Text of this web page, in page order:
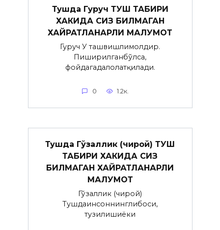
Тушда Гуруч ТУШ ТАБИРИ
ХАКИДА СИЗ БИЛМАГАН
ХАЙРАТЛАНАРЛИ МАЛУМОТ
Гуруч У ташвишлимолдир.
Пиширилганбўлса,
фойдагадалолатқилади.
0 1.2к.
Тушда Гўзаллик (чирой) ТУШ
ТАБИРИ ХАКИДА СИЗ
БИЛМАГАН ХАЙРАТЛАНАРЛИ
МАЛУМОТ
Гўзаллик (чирой)
Тушдаинсоннинглибоси,
тузилишиёки